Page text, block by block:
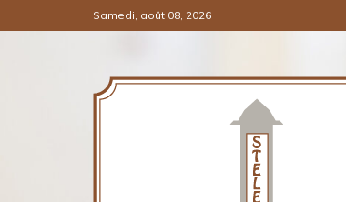
Samedi, août 08, 2026